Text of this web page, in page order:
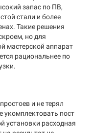
запас по ПВ,
стали и более
Такие решения
но для
мастерской аппарат
рациональнее по
и не терял
укомплектовать пост
установки расходная